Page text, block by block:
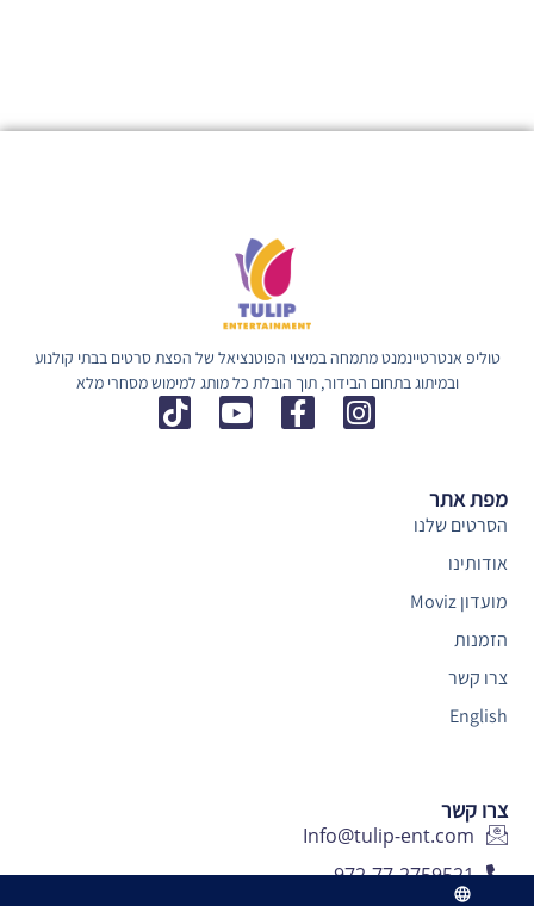
טוליפ אנטרטיינמנט מתמחה במיצוי הפוטנציאל של הפצת סרטים בבתי קולנוע
ובמיתוג בתחום הבידור, תוך הובלת כל מותג למימוש מסחרי מלא
מפת אתר
הסרטים שלנו
אודותינו
מועדון Moviz
הזמנות
צרו קשר
English
צרו קשר
Info@tulip-ent.com
972-77-2759521